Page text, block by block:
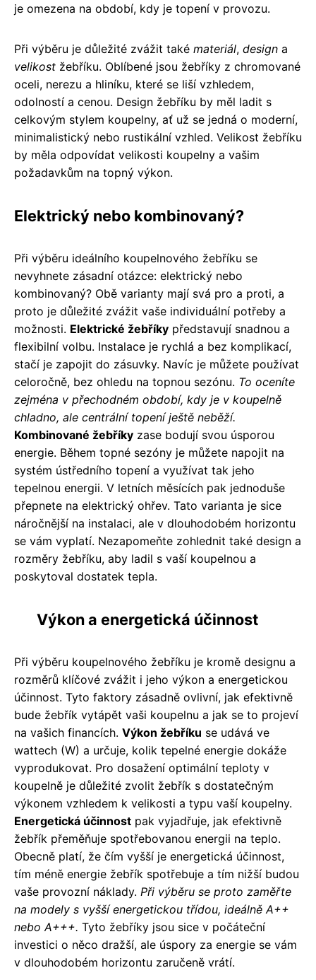
je omezena na období, kdy je topení v provozu.
Při výběru je důležité zvážit také materiál, design a
velikost žebříku. Oblíbené jsou žebříky z chromované
oceli, nerezu a hliníku, které se liší vzhledem,
odolností a cenou. Design žebříku by měl ladit s
celkovým stylem koupelny, ať už se jedná o moderní,
minimalistický nebo rustikální vzhled. Velikost žebříku
by měla odpovídat velikosti koupelny a vašim
požadavkům na topný výkon.
Elektrický nebo kombinovaný?
Při výběru ideálního koupelnového žebříku se
nevyhnete zásadní otázce: elektrický nebo
kombinovaný? Obě varianty mají svá pro a proti, a
proto je důležité zvážit vaše individuální potřeby a
možnosti. Elektrické žebříky představují snadnou a
flexibilní volbu. Instalace je rychlá a bez komplikací,
stačí je zapojit do zásuvky. Navíc je můžete používat
celoročně, bez ohledu na topnou sezónu. To oceníte
zejména v přechodném období, kdy je v koupelně
chladno, ale centrální topení ještě neběží.
Kombinované žebříky zase bodují svou úsporou
energie. Během topné sezóny je můžete napojit na
systém ústředního topení a využívat tak jeho
tepelnou energii. V letních měsících pak jednoduše
přepnete na elektrický ohřev. Tato varianta je sice
náročnější na instalaci, ale v dlouhodobém horizontu
se vám vyplatí. Nezapomeňte zohlednit také design a
rozměry žebříku, aby ladil s vaší koupelnou a
poskytoval dostatek tepla.
Výkon a energetická účinnost
Při výběru koupelnového žebříku je kromě designu a
rozměrů klíčové zvážit i jeho výkon a energetickou
účinnost. Tyto faktory zásadně ovlivní, jak efektivně
bude žebřík vytápět vaši koupelnu a jak se to projeví
na vašich financích. Výkon žebříku se udává ve
wattech (W) a určuje, kolik tepelné energie dokáže
vyprodukovat. Pro dosažení optimální teploty v
koupelně je důležité zvolit žebřík s dostatečným
výkonem vzhledem k velikosti a typu vaší koupelny.
Energetická účinnost pak vyjadřuje, jak efektivně
žebřík přeměňuje spotřebovanou energii na teplo.
Obecně platí, že čím vyšší je energetická účinnost,
tím méně energie žebřík spotřebuje a tím nižší budou
vaše provozní náklady. Při výběru se proto zaměřte
na modely s vyšší energetickou třídou, ideálně A++
nebo A+++. Tyto žebříky jsou sice v počáteční
investici o něco dražší, ale úspory za energie se vám
v dlouhodobém horizontu zaručeně vrátí.